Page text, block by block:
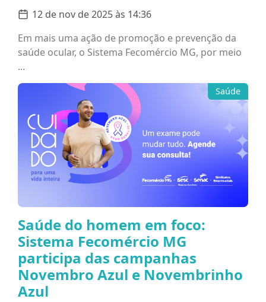
12 de nov de 2025 às 14:36
Em mais uma ação de promoção e prevenção da
saúde ocular, o Sistema Fecomércio MG, por meio
...
Saúde
Saúde do homem em foco:
Sistema Fecomércio MG
participa das campanhas
Novembro Azul e Novembrinho
Azul